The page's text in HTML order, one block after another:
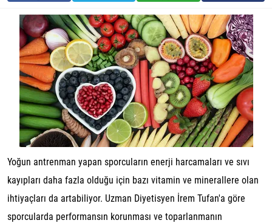
Yoğun antrenman yapan sporcuların enerji harcamaları ve sıvı
kayıpları daha fazla olduğu için bazı vitamin ve minerallere olan
ihtiyaçları da artabiliyor. Uzman Diyetisyen İrem Tufan'a göre
sporcularda performansın korunması ve toparlanmanın